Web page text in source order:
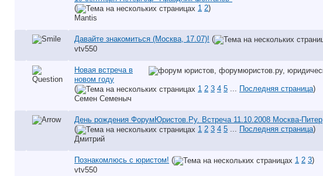
(
1 2)
Mantis
Давайте знакомиться (Москва, 17.07)! (
vtv550
Новая встреча в
новом году
(
1 2 3 4 5 ... Последняя страница)
Семен Семеныч
День рождения ФорумЮристов.Ру. Встреча 11.10.2008 Москва-Питер
(
1 2 3 4 5 ... Последняя страница)
Дмитрий
Познакомлюсь с юристом! ( 1 2 3)
vtv550